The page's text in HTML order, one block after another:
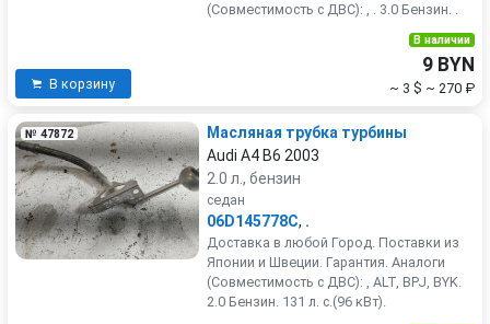
(Совместимость с ДВС): , . 3.0 Бензин. .
В корзину
В наличии
9 BYN
~ 3 $ ~ 270 ₽
№ 47872
Масляная трубка турбины
Audi A4 B6 2003
2.0 л., бензин
седан
06D145778C, .
Доставка в любой Город. Поставки из
Японии и Швеции. Гарантия. Аналоги
(Совместимость с ДВС): , ALT, BPJ, BYK.
2.0 Бензин. 131 л. с.(96 кВт).